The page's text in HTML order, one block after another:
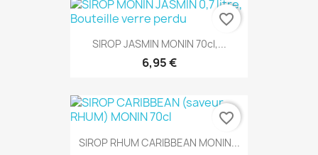
SIROP JASMIN MONIN 70cl,...
6,95 €
favorite_border
SIROP RHUM CARIBBEAN MONIN...
favorite_border